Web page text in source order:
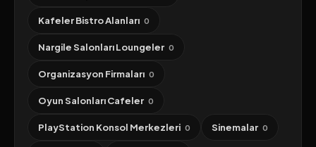
Kafeler Bistro Alanları 0
Nargile Salonları Loungeler 0
Organizasyon Firmaları 0
Oyun Salonları Cafeler 0
PlayStation Konsol Merkezleri 0 Sinemalar 0